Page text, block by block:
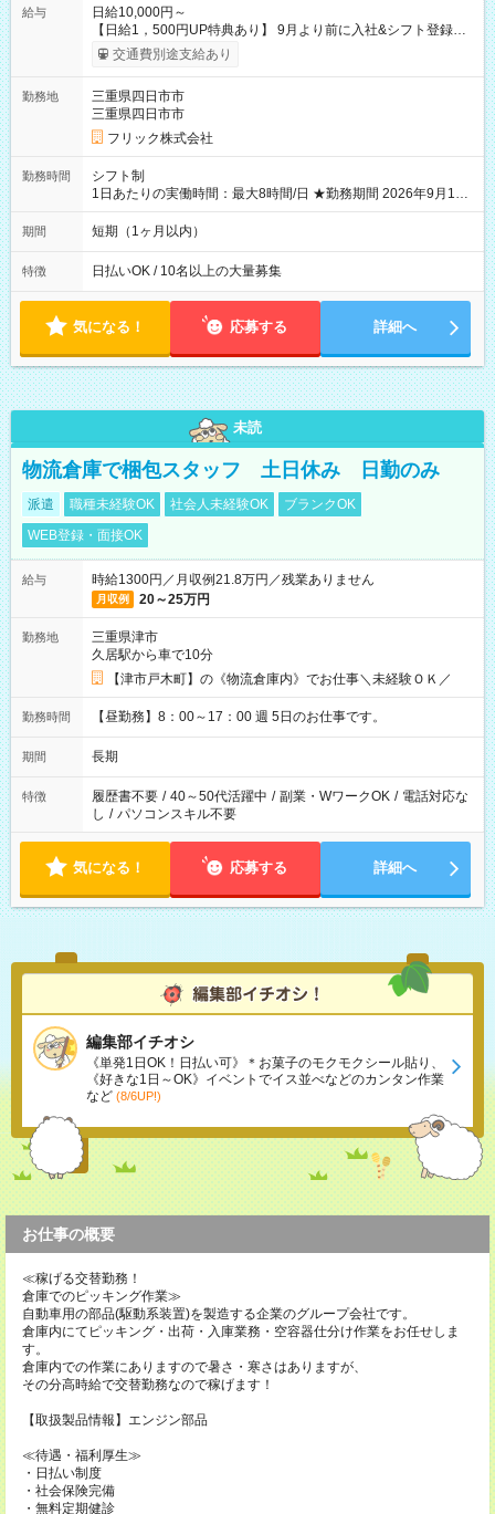
給与
日給10,000円～
【日給1，500円UP特典あり】 9月より前に入社&シフト登録す
ると 期間中(9/16~10/23) の日給がUP! 日給1万1500円でしっか
り稼げます♪ 【試用期間】試用期間なし
交通費別途支給あり
勤務地
三重県四日市市
三重県四日市市
フリック株式会社
勤務時間
シフト制
1日あたりの実働時間：最大8時間/日 ★勤務期間 2026年9月16
日~2026年10月23日 短期勤務OK! 期間中フル勤務できる方優遇
※週3~5日勤務(勤務日数応相談) ※期間前から勤務スタートも可
り ※夜勤シフトあり
期間 短期（1ヶ月以内）
特徴 日払いOK / 10名以上の大量募集
気になる！ 応募する 詳細へ
未読
物流倉庫で梱包スタッフ 土日休み 日勤のみ
派遣 職種未経験OK 社会人未経験OK
ブランクOK
WEB登録・面接OK
給与 時給1300円／月収例21.8万円／残業ありません
月収例 20～25万円
勤務地
三重県津市
久居駅から車で10分
【津市戸木町】の《物流倉庫内》でお仕事＼未経験ＯＫ／
勤務時間 【昼勤務】8：00～17：00 週 5日のお仕事です。
期間 長期
特徴 履歴書不要 / 40～50代活躍中 / 副業・WワークOK / 電話対応な
し / パソコンスキル不要
気になる！ 応募する 詳細へ
編集部イチオシ
《単発1日OK！日払い可》＊お菓子のモクモクシール貼り、
《好きな1日～OK》イベントでイス並べなどのカンタン作業
など (8/6UP!)
お仕事の概要
≪稼げる交替勤務！
倉庫でのピッキング作業≫
自動車用の部品(駆動系装置)を製造する企業のグループ会社です。
倉庫内にてピッキング・出荷・入庫業務・空容器仕分け作業をお任せしま
す。
倉庫内での作業にありますので暑さ・寒さはありますが、
その分高時給で交替勤務なので稼げます！
【取扱製品情報】エンジン部品
≪待遇・福利厚生≫
・日払い制度
・社会保険完備
・無料定期健診